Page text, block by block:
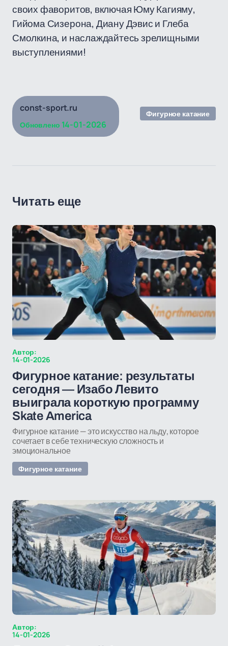
своих фаворитов, включая Юму Кагияму,
Гийома Сизерона, Диану Дэвис и Глеба
Смолкина, и наслаждайтесь зрелищными
выступлениями!
const-sport.ru
Обновлено 14-01-2026
Фигурное катание
Читать еще
Автор:
14-01-2026
Фигурное катание: результаты
сегодня — Изабо Левито
выиграла короткую программу
Skate America
Фигурное катание — это искусство на льду, которое
сочетает в себе техническую сложность и
эмоциональное
Фигурное катание
Автор:
14-01-2026